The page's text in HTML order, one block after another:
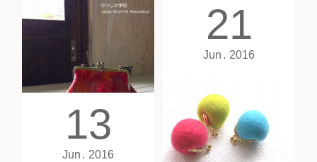
8月28日（日）10:30 ~ 17:00
～型紙から自分で作って習…
21
Jun 2016
13
Jun 2016